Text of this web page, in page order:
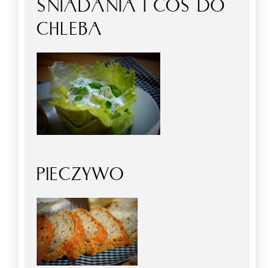
ŚNIADANIA I COŚ DO
CHLEBA
PIECZYWO